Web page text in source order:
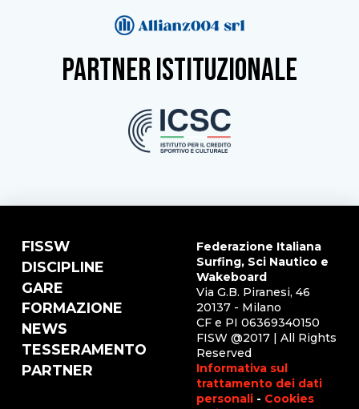
partner istituzionale
FISSW
DISCIPLINE
GARE
FORMAZIONE
NEWS
TESSERAMENTO
PARTNER
Federazione Italiana
Surfing, Sci Nautico e
Wakeboard
Via G.B. Piranesi, 46
20137 - Milano
CF e PI 06369340150
FISW @2017 | All Rights
Reserved
Informativa sul
trattamento dei dati
personali - Cookies